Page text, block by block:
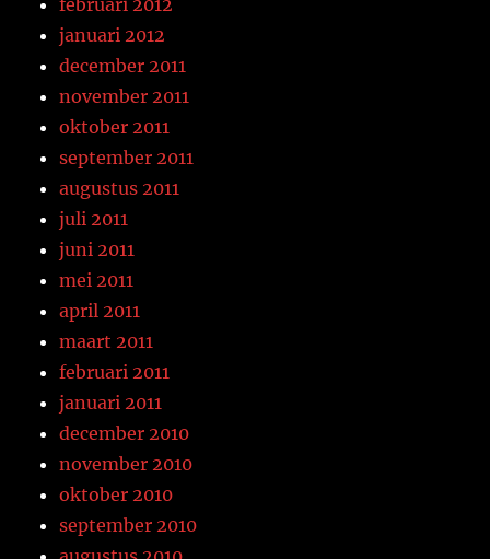
januari 2012
december 2011
november 2011
oktober 2011
september 2011
augustus 2011
juli 2011
juni 2011
mei 2011
april 2011
maart 2011
februari 2011
januari 2011
december 2010
november 2010
oktober 2010
september 2010